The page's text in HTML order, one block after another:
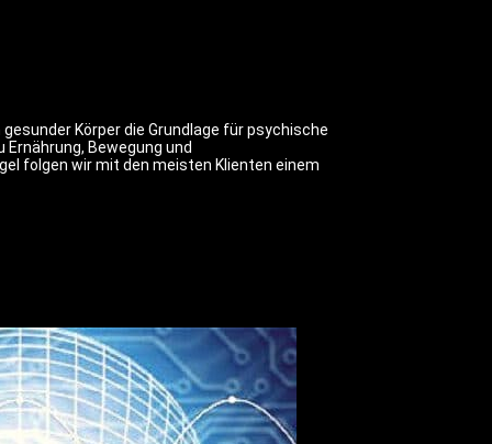
Körper die Grundlage für psychische
Bewegung und
folgen wir mit den meisten Klienten einem